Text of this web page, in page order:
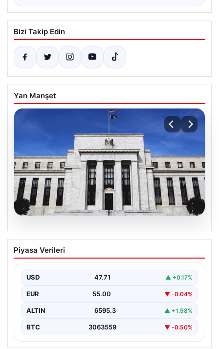
Bizi Takip Edin
Yan Manşet
06.08.2026
Fed faizi sabit tuttu
Piyasa Verileri
USD 47.71 ▲ +0.17%
EUR 55.00 ▼ -0.04%
ALTIN 6595.3 ▲ +1.58%
BTC 3063559 ▼ -0.50%